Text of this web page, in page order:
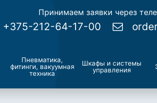
Принимаем заявки через
+375-212-64-17-00
Пневматика,
фитинги, вакуумная
техника
Шкафы и системы
управления